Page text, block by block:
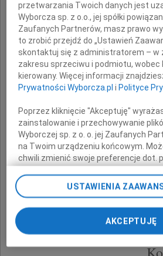
z
mgr
wdowa po
Uroczystości
w Bazylice Mariackiej w
po czym o godz. 14.00 od
nastąpi odprowadzenie
Córki, Synowie,
O godz. 11.30
przetwarzania Twoich danych jest
Wyborcza sp. z o.o., jej spółki
Zaufanych Partnerów, masz prawo
to zrobić przejdź do „Ustawień
skontaktuj się z administratorem – w
zakresu sprzeciwu i podmiotu, wobec
kierowany. Więcej informacji
Prywatności Wyborcza.pl i Polityce
Poprzez kliknięcie "Akceptuję"
zainstalowanie i przechowywanie
Wyborczej sp. z o. o. jej Zaufanych
na Twoim urządzeniu końcowym.
chwili zmienić swoje preferencje dot.
preferencjami dot. przetwarzania
odnośnik „Ustawienia prywatności” w
przechodząc do sekcji „Ustawienia
Zmiana ustawień plików cookie
pomocą ustawień przeglądarki.
My, nasi Zaufani Partnerzy i Agora
USTAWIENIA
AKCEPTUJĘ